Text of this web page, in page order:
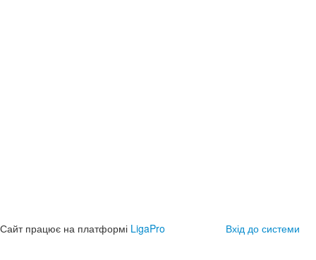
Сайт працює на платформі LigaPro Вхід до системи